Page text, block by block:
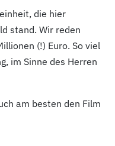
die hier
stand. Wir reden
(!) Euro. So viel
im Sinne des Herren
am besten den Film